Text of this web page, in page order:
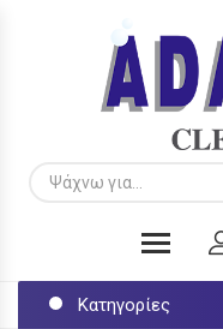
Κατηγορίες